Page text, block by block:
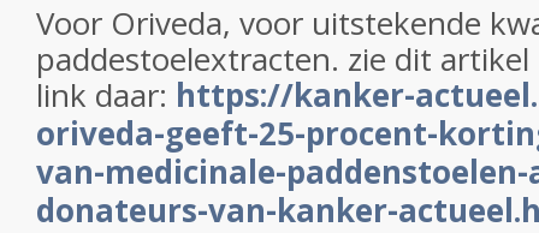
Voor Oriveda, voor uitstekende
paddestoelextracten. zie dit
link daar: https://kanker-
oriveda-geeft-25-procent-
van-medicinale-paddenstoelen-
donateurs-van-kanker-